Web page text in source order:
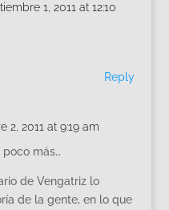
1, 2011 at 12:10
Reply
2, 2011 at 9:19 am
más…
de Vengatriz lo
de la gente, en lo que